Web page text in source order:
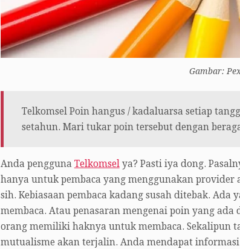
Gambar:
Telkomsel Poin hangus / kadaluarsa setiap
setahun. Mari tukar poin tersebut dengan
Anda pengguna Telkomselya? Pasti iya dong.
hanya untuk pembaca yang menggunakan
sih. Kebiasaan pembaca kadang susah ditebak. Ada
membaca. Atau penasaran mengenai poin yang ada
orang memiliki haknya untuk membaca. Sekalipun
mutualisme akan terjalin. Anda mendapat